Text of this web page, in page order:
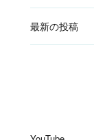
最新の投稿